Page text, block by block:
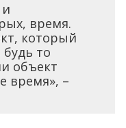
время.
который
то
объект
время», –